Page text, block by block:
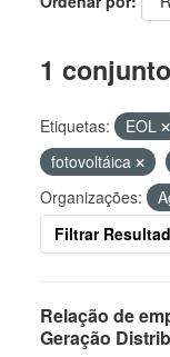
1
Etiquetas: EOL
fotovoltáica
Organizações:
Filtrar
Relação de
Geração